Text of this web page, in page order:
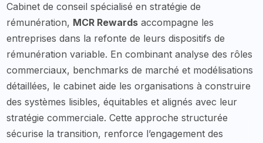
Cabinet de conseil spécialisé en stratégie de
rémunération, MCR Rewards accompagne les
entreprises dans la refonte de leurs dispositifs de
rémunération variable. En combinant analyse des rôles
commerciaux, benchmarks de marché et modélisations
détaillées, le cabinet aide les organisations à construire
des systèmes lisibles, équitables et alignés avec leur
stratégie commerciale. Cette approche structurée
sécurise la transition, renforce l’engagement des